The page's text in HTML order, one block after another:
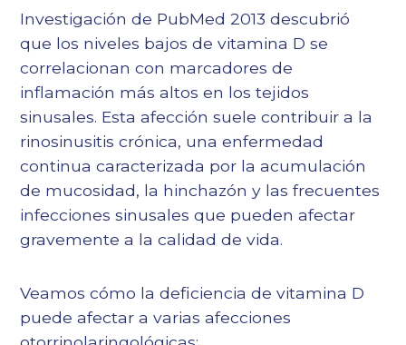
Investigación de PubMed 2013 descubrió
que los niveles bajos de vitamina D se
correlacionan con marcadores de
inflamación más altos en los tejidos
sinusales. Esta afección suele contribuir a la
rinosinusitis crónica, una enfermedad
continua caracterizada por la acumulación
de mucosidad, la hinchazón y las frecuentes
infecciones sinusales que pueden afectar
gravemente a la calidad de vida.
Veamos cómo la deficiencia de vitamina D
puede afectar a varias afecciones